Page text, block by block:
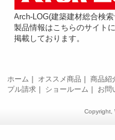
Arch-LOG(建築建材総合検
製品情報はこちらのサイトに
掲載しております。
ホーム オススメ商品 商品紹
プル請求｜ ショールーム お問
Copyright,